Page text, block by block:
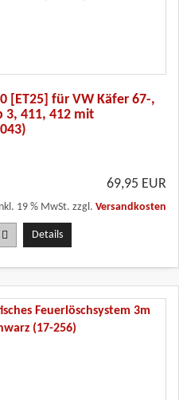
[ET25] für VW Käfer 67-,
3, 411, 412 mit
69,95 EUR
19 % MwSt. zzgl. Versandkosten
Details